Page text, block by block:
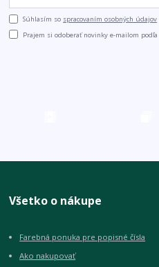
Súhlasím so spracovaním osobných údajov
Prajem si odoberať novinky e-mailom podľa
Všetko o nákupe
Farebná ponuka pre popisné čísla
Ako nakupovať